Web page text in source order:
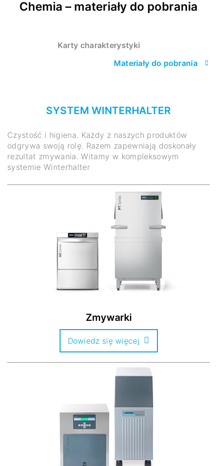
Chemia – materiały do pobrania
Karty charakterystyki
Materiały do pobrania
SYSTEM WINTERHALTER
Czystość i higiena. Każdy z naszych produktów
odgrywa swoją rolę. Razem zapewniają doskonały
rezultat zmywania. Witamy w kompleksowym
systemie Winterhalter
Zmywarki
Dowiedz się więcej